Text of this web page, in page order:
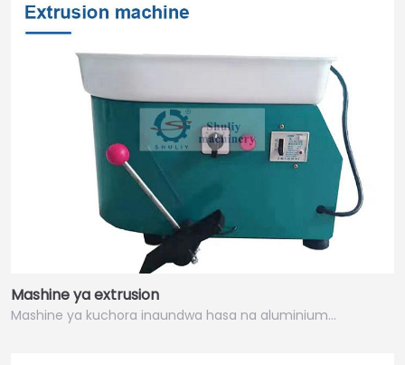
Mashine ya extrusion
Mashine ya kuchora inaundwa hasa na aluminium…